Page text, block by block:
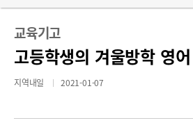
교육기고
고등학생의 겨울방학 영
지역내일 2021-01-07